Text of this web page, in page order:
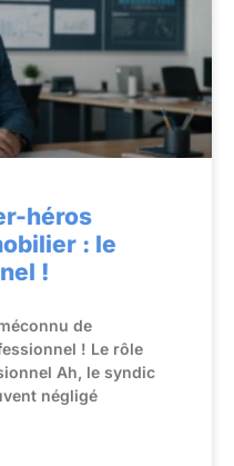
héros
: le
!
de
! Le rôle
Ah, le syndic
négligé